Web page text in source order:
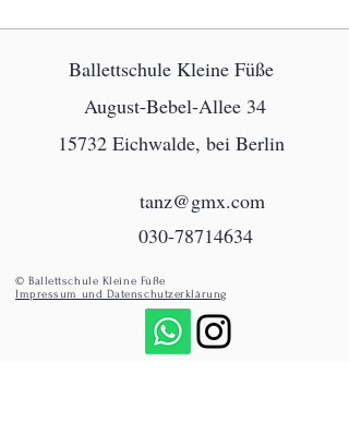
Ballettschule Kleine Füße
August-Bebel-Allee 34
15732 Eichwalde, bei Berlin
tanz@gmx.com
030-78714634
© Ballettschule Kleine Füße
Impressum und Datenschutzerklärung